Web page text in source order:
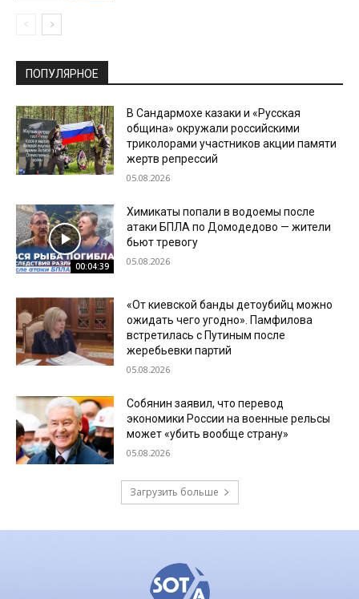
ПОПУЛЯРНОЕ
В Сандармохе казаки и «Русская
община» окружали российскими
триколорами участников акции памяти
жертв репрессий
05.08.2026
00:04:39
Химикаты попали в водоемы после
атаки БПЛА по Домодедово — жители
бьют тревогу
05.08.2026
«От киевской банды детоубийц можно
ожидать чего угодно». Памфилова
встретилась с Путиным после
жеребьевки партий
05.08.2026
Собянин заявил, что перевод
экономики России на военные рельсы
может «убить вообще страну»
05.08.2026
Загрузить больше